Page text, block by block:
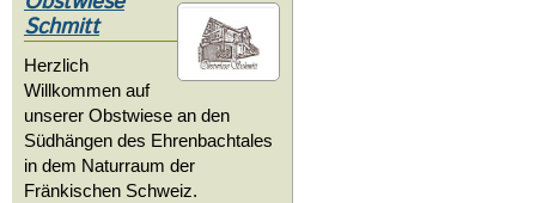
Schmitt
Herzlich
Willkommen auf
unserer Obstwiese an den
Südhängen des Ehrenbachtales
in dem Naturraum der
Fränkischen Schweiz.